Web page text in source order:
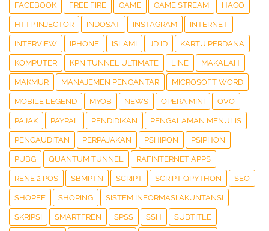
FACEBOOK FREE FIRE GAME GAME STREAM HAGO
HTTP INJECTOR INDOSAT INSTAGRAM INTERNET
INTERVIEW IPHONE ISLAMI JD ID KARTU PERDANA
KOMPUTER KPN TUNNEL ULTIMATE LINE MAKALAH
MAKMUR MANAJEMEN PENGANTAR MICROSOFT WORD
MOBILE LEGEND MYOB NEWS OPERA MINI OVO
PAJAK PAYPAL PENDIDIKAN PENGALAMAN MENULIS
PENGAUDITAN PERPAJAKAN PSHIPON PSIPHON
PUBG QUANTUM TUNNEL RAFINTERNET APPS
RENE 2 POS SBMPTN SCRIPT SCRIPT QPYTHON SEO
SHOPEE SHOPING SISTEM INFORMASI AKUNTANSI
SKRIPSI SMARTFREN SPSS SSH SUBTITLE